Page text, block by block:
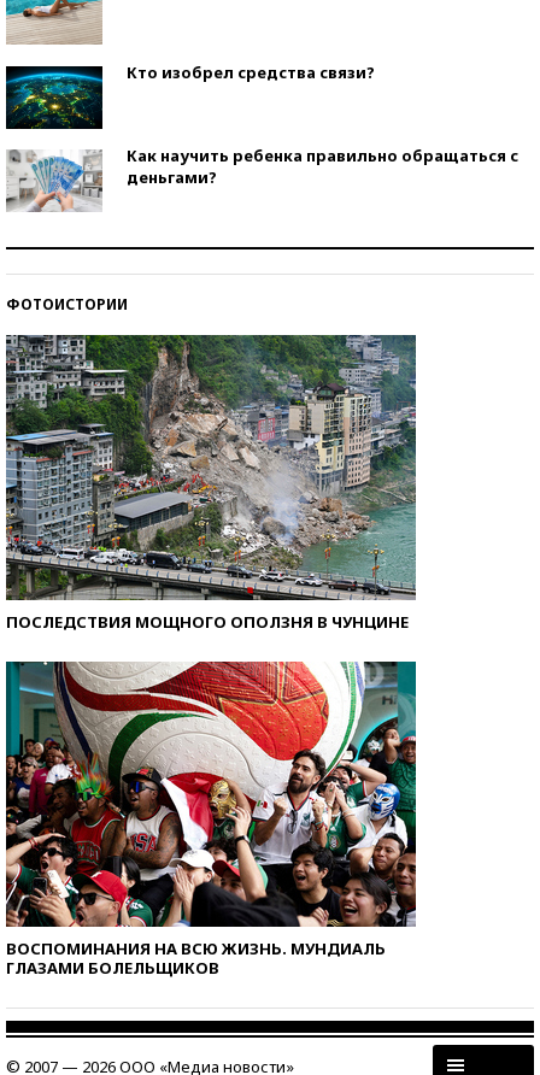
Кто изобрел средства связи?
Как научить ребенка правильно обращаться с
деньгами?
ФОТОИСТОРИИ
ПОСЛЕДСТВИЯ МОЩНОГО ОПОЛЗНЯ В ЧУНЦИНЕ
ВОСПОМИНАНИЯ НА ВСЮ ЖИЗНЬ. МУНДИАЛЬ
ГЛАЗАМИ БОЛЕЛЬЩИКОВ
© 2007 — 2026 ООО «Медиа новости»